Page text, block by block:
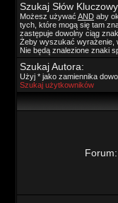
Szukaj Słów
Możesz używać AND aby
tych, które mogą się tam
zastępuje dowolny ciąg
Żeby wyszukać wyrażenie,
Nie będą znalezione znaki
Szukaj Autora:
Użyj * jako zamiennika
Szukaj użytkowników
Forum: